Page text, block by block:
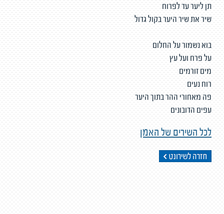
תן ליער עד לפרוח
שיר את שיר היער בקול גדול
בוא נשמור על החלום
על פרח ועל עץ
מים זורמים
רוח נעים
פה מאחורי ההר בתוך היער
עפים הדובונים
לכל השירים של האמן